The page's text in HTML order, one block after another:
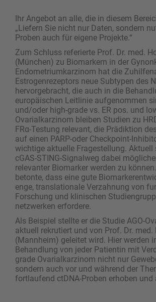
Ihr Angebot an alle, die in diesem
„Liefern Sie nicht nur Daten, sondern
­Proben auch für eigene Projekte.“
Zum Schluss referierte Prof. Dr. med.
(München) zu Biomarkern in der
Endometriumkarzinom hat die
Estrogenrezeptors neue Subtypen des
hervorgebracht, die auch in die
europäischen Leitlinie aufgenommen
und/oder high-grade vs. ER pos. und
Ovarialkarzinom bleiben Studien zu
FRα-Testung relevant, die Prädiktion
auf einen PARP-oder Checkpoint-
wichtige aktuelle Fragestellung. Aktuell
cGAS-STING-Signalweg dabei
relevanter Biomarker werden zu
betonte, dass eine gute
enge, translationale Verzahnung von
Forschung und klinischen
netzwerken erfordere.
Als Beispiel stellte er die Studie AGO-
aktuell rekrutiert und von Prof. Dr. med.
(Mannheim) geleitet wird. Hier werden
Behandlung von jeder Patientin mit
grade Ovarialkarzinom nicht nur
sondern auch vor und während der
fortlaufend ctDNA-Proben erhoben und